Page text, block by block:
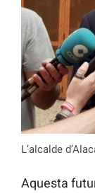
L’alcalde
Aquesta